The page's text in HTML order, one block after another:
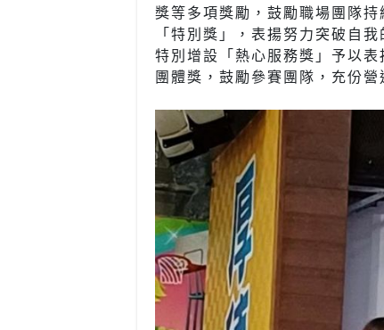
獎等多項獎勵，鼓勵職場團隊
「特別獎」，表揚努力突破自
特別增設「熱心服務獎」予以
團體獎，鼓勵參賽團隊，充份